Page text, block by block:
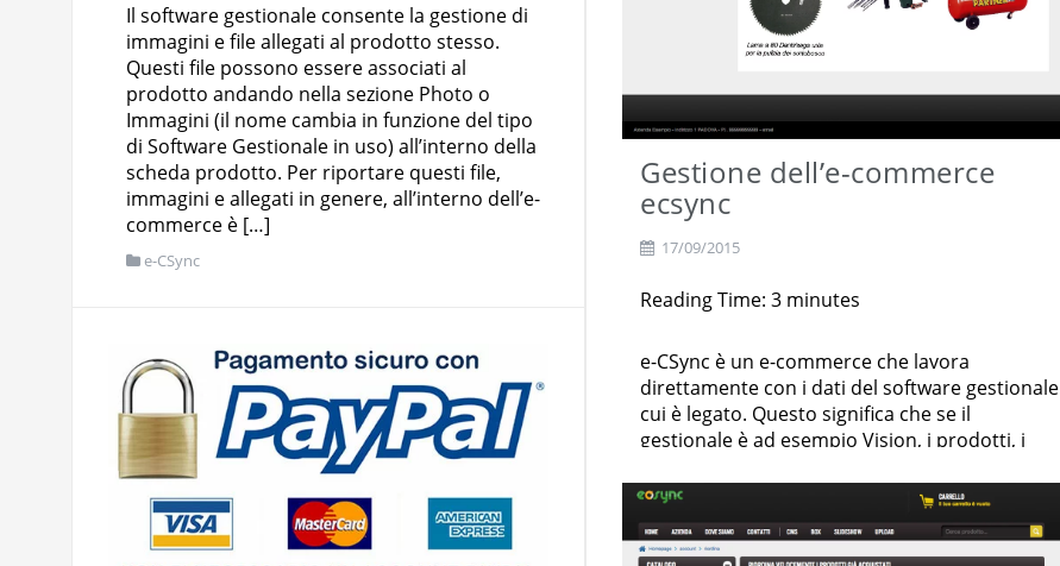
Il software gestionale consente la gestione di
immagini e file allegati al prodotto stesso.
Questi file possono essere associati al
prodotto andando nella sezione Photo o
Immagini (il nome cambia in funzione del tipo
di Software Gestionale in uso) all’interno della
scheda prodotto. Per riportare questi file,
immagini e allegati in genere, all’interno dell’e-
commerce è […]
e-CSync
Gestione dell’e-commerce
ecsync
17/09/2015
Reading Time: 3 minutes
e-CSync è un e-commerce che lavora
direttamente con i dati del software gestionale
cui è legato. Questo significa che se il
gestionale è ad esempio Vision, i prodotti, i
sono lette da Vision e scritte in Vision; la
gestione completa del negozio è fatta tramite il
software […]